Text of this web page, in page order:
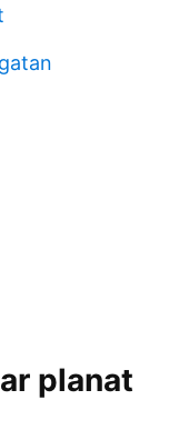
planat